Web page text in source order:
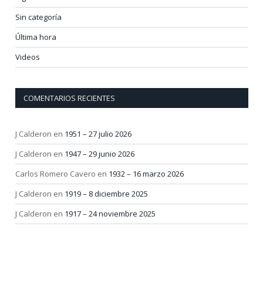
Sin categoría
Última hora
Videos
COMENTARIOS RECIENTES
J Calderon en 1951 – 27 julio 2026
J Calderon en 1947 – 29 junio 2026
Carlos Romero Cavero en 1932 – 16 marzo 2026
J Calderon en 1919 – 8 diciembre 2025
J Calderon en 1917 – 24 noviembre 2025